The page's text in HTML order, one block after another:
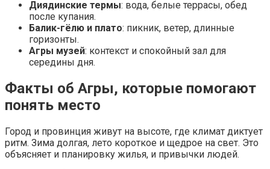
Диядинские термы: вода, белые террасы, обед
после купания.
Балик-гёлю и плато: пикник, ветер, длинные
горизонты.
Агры музей: контекст и спокойный зал для
середины дня.
Факты об Агры, которые помогают
понять место
Город и провинция живут на высоте, где климат диктует
ритм. Зима долгая, лето короткое и щедрое на свет. Это
объясняет и планировку жилья, и привычки людей.